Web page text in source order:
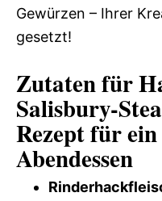
Gewürzen – Ihrer
gesetzt!
Zutaten für
Salisbury-
Rezept für
Abendessen